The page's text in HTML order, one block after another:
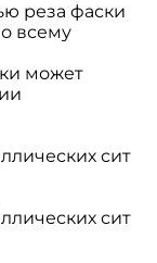
реза фаски
всему
может
сит
сит